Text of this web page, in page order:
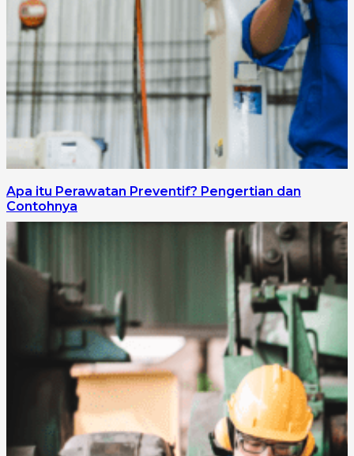
Apa itu Perawatan Preventif? Pengertian dan
Contohnya